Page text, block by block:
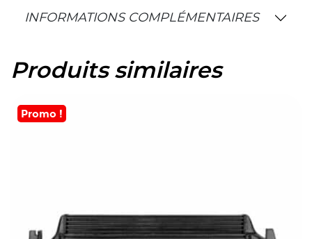
INFORMATIONS COMPLÉMENTAIRES
Produits similaires
Promo !